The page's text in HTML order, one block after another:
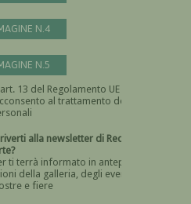
N.4
N.5
13 del Regolamento UE n.
al trattamento dei
Devi dare il consenso
alla newsletter di Recta
ti terrà informato in anteprima
della galleria, degli eventi
e fiere